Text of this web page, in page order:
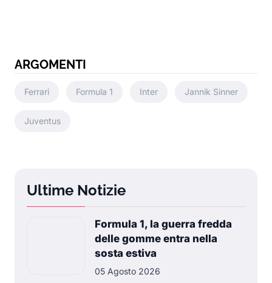
ARGOMENTI
Ferrari Formula 1 Inter Jannik Sinner
Juventus
Ultime Notizie
Formula 1, la guerra fredda
delle gomme entra nella
sosta estiva
05 Agosto 2026